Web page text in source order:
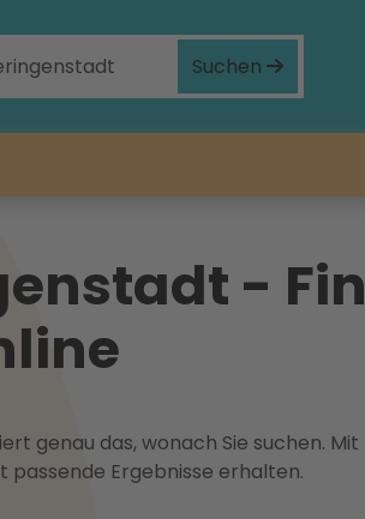
Suchen
-
genau das, wonach Sie suchen.
Ergebnisse erhalten.